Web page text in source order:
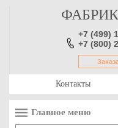
+7 (499)
+7 (800)
Контакты
Главное меню